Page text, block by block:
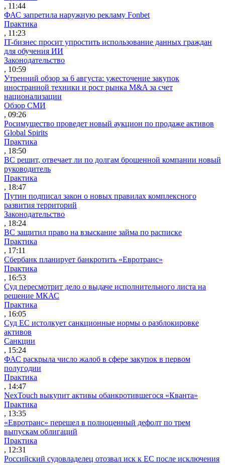
, 11:44
ФАС запретила наружную рекламу Fonbet
Практика
, 11:23
IT-бизнес просит упростить использование данных граждан
для обучения ИИ
Законодательство
, 10:59
Утренний обзор за 6 августа: ужесточение закупок
иностранной техники и рост рынка M&A за счет
национализации
Обзор СМИ
, 09:26
Росимущество проведет новый аукцион по продаже активов
Global Spirits
Практика
, 18:50
ВС решит, отвечает ли по долгам брошенной компании новый
руководитель
Практика
, 18:47
Путин подписал закон о новых правилах комплексного
развития территорий
Законодательство
, 18:24
ВС защитил право на взыскание займа по расписке
Практика
, 17:11
Сбербанк планирует банкротить «Евротранс»
Практика
, 16:53
Суд пересмотрит дело о выдаче исполнительного листа на
решение МКАС
Практика
, 16:05
Суд ЕС истолкует санкционные нормы о разблокировке
активов
Санкции
, 15:24
ФАС раскрыла число жалоб в сфере закупок в первом
полугодии
Практика
, 14:47
NexTouch выкупит активы обанкротившегося «Кванта»
Практика
, 13:35
«Евротранс» перешел в полноценный дефолт по трем
выпускам облигаций
Практика
, 12:31
Российский судовладелец отозвал иск к ЕС после исключения